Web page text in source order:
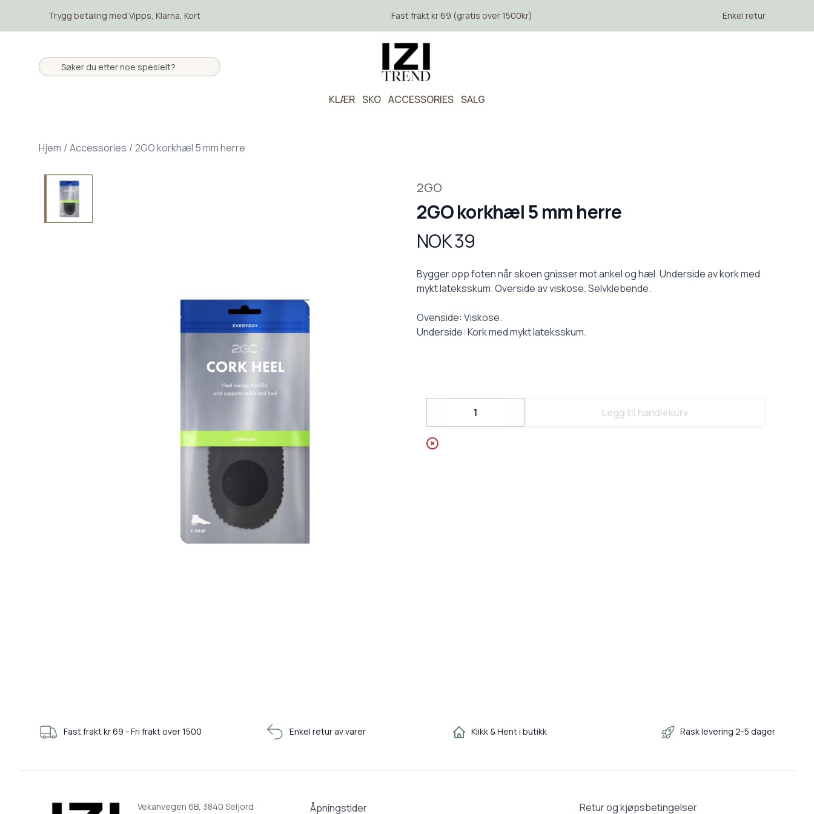
Trygg betaling med Vipps, Klarna, Kort Fast frakt kr 69 (gratis over 1500kr) Enkel retur
KLÆR SKO ACCESSORIES SALG
Hjem / Accessories / 2GO korkhæl 5 mm herre
2GO
2GO korkhæl 5 mm herre
Produktdetaljer
NOK 39
Description
Bygger opp foten når skoen gnisser mot ankel og hæl. Underside av kork med
mykt lateksskum. Overside av viskose. Selvklebende.
Ovenside: Viskose.
Underside: Kork med mykt lateksskum.
Decrease Legg til handlekurv
Fast frakt kr 69 - Fri frakt over 1500 Enkel retur av varer Klikk & Hent i butikk Rask levering 2-5 dager
Vekanvegen 6B, 3840 Seljord Åpningstider Retur og kjøpsbetingelser